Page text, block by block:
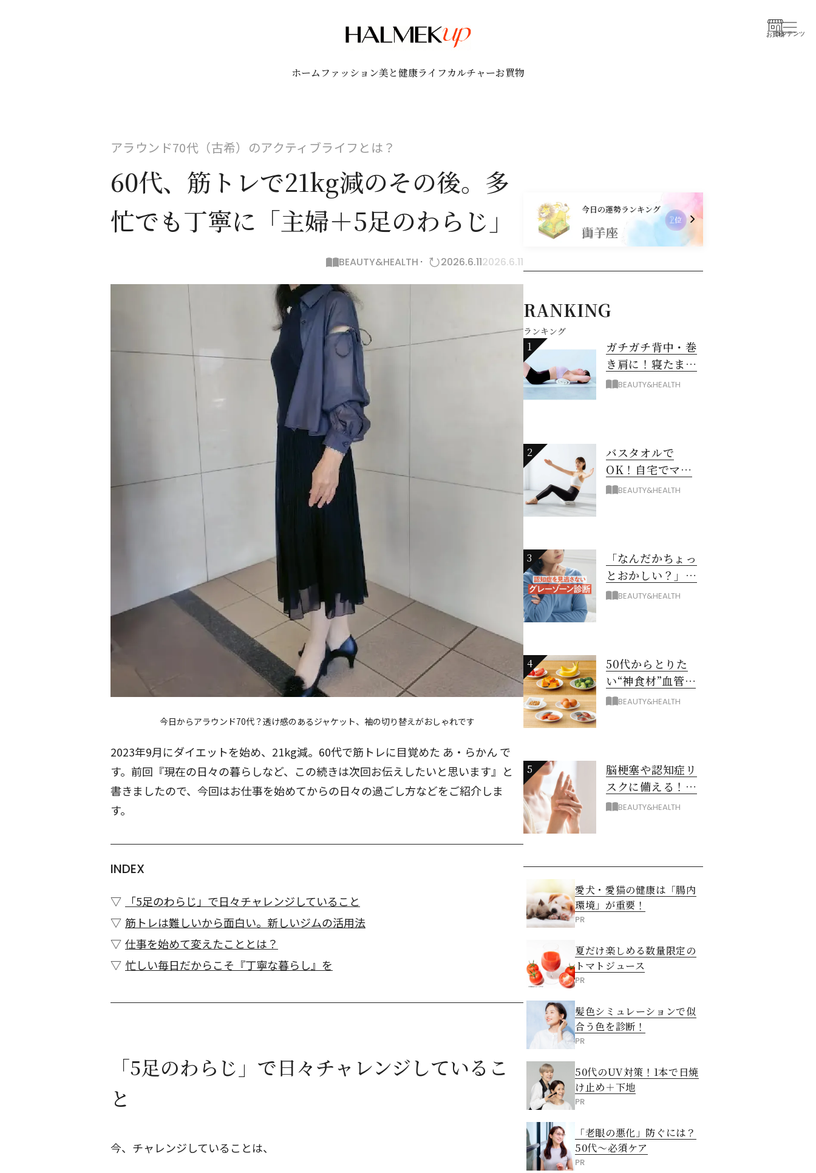
お買物コンテンツ
ホーム ファッション美と健康ライフカルチャーお買物
アラウンド70代（古希）のアクティブライフとは？
60代、筋トレで21kg減のその後。多
忙でも丁寧に「主婦＋5足のわらじ」
BEAUTY&HEALTH 2026.6.112026.6.11
今日からアラウンド70代？透け感のあるジャケット、袖の切り替えがおしゃれです
2023年9月にダイエットを始め、21kg減。60代で筋トレに目覚めた あ・らかん で
す。前回『現在の日々の暮らしなど、この続きは次回お伝えしたいと思います』と
書きましたので、今回はお仕事を始めてからの日々の過ごし方などをご紹介しま
す。
INDEX
「5足のわらじ」で日々チャレンジしていること
筋トレは難しいから面白い。新しいジムの活用法
仕事を始めて変えたこととは？
忙しい毎日だからこそ『丁寧な暮らし』を
「5足のわらじ」で日々チャレンジしているこ
と
今、チャレンジしていることは、
今日の運勢ランキング
獅子座
2位
RANKING
ランキング
1
ガチガチ背中・巻
き肩に！寝たまま
バスタオル「おう
BEAUTY&HEALTH
2
バスタオルで
OK！自宅でマシ
ン級に骨から整え
BEAUTY&HEALTH
3
「なんだかちょっ
とおかしい？」を
見逃さない！ 認知
BEAUTY&HEALTH
4
50代からとりた
い“神食材”血管と
脳を若々しく保つ
BEAUTY&HEALTH
5
脳梗塞や認知症リ
スクに備える！ゴ
ースト血管を復活
BEAUTY&HEALTH
愛犬・愛猫の健康は「腸内
環境」が重要！
PR
夏だけ楽しめる数量限定の
トマトジュース
PR
髪色シミュレーションで似
合う色を診断！
PR
50代のUV対策！1本で日焼
け止め＋下地
PR
「老眼の悪化」防ぐには？
50代～必須ケア
PR